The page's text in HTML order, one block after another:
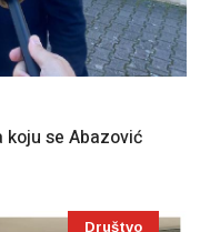
se Abazović
Društvo